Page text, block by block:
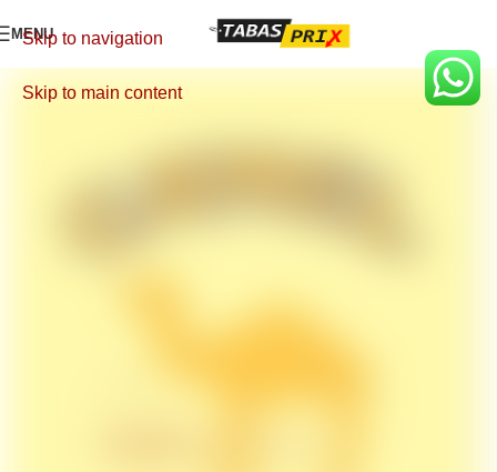
Skip to navigation
Skip to main content
MENU